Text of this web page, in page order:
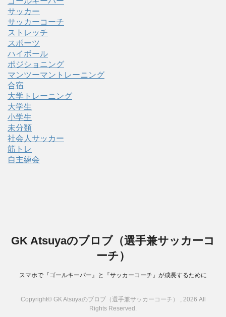
サッカー
サッカーコーチ
ストレッチ
スポーツ
ハイボール
ポジショニング
マンツーマントレーニング
合宿
大学トレーニング
大学生
小学生
未分類
社会人サッカー
筋トレ
自主練会
GK Atsuyaのブロブ（選手兼サッカーコ
ーチ）
スマホで『ゴールキーパー』と『サッカーコーチ』が成長するために
Copyright© GK Atsuyaのブロブ（選手兼サッカーコーチ） , 2026 All
Rights Reserved.